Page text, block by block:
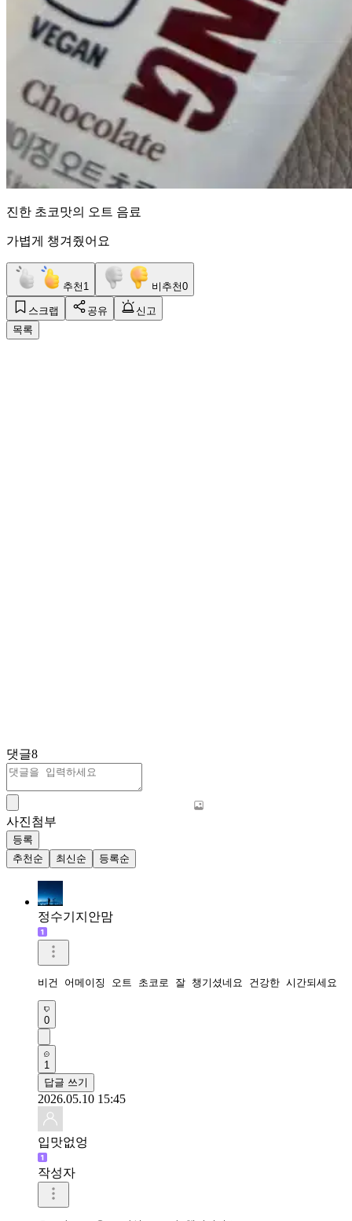
진한 초코맛의 오트 음료
가볍게 챙겨줬어요
추천 1 비추천0
스크랩 공유
신고
목록
댓글8
사진첨부
등록
추천순
최신순 등록순
정수기지안맘
비건 어메이징 오트 초코로 잘 챙기셨네요 건강한 시간되세요
0
1
답글 쓰기
2026.05.10 15:45
입맛없엉
작성자